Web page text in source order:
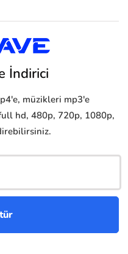
İndirici
müzikleri mp3'e
hd, 480p, 720p, 1080p,